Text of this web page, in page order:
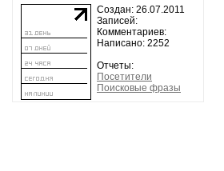
Создан: 26.07.2011
Записей:
Комментариев:
Написано: 2252
Отчеты:
Посетители
Поисковые фразы